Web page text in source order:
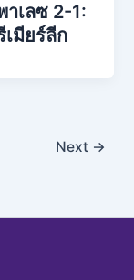
เลซ 2-1:
มียร์ลีก
Next →